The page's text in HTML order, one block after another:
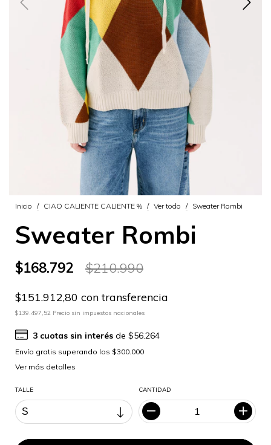
Inicio / CIAO CALIENTE CALIENTE % / Ver todo / Sweater Rombi
Sweater Rombi
$168.792 $210.990
$151.912,80 con transferencia
$139.497,52 Precio sin impuestos nacionales
3cuotas sin interésde $56.264
Ver más detalles
TALLE CANTIDAD